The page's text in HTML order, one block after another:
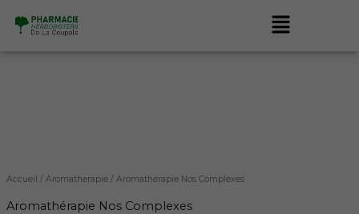
contenu
Menu
Accueil / Aromatherapie/ Aromathérapie Nos Complexes
Aromathérapie Nos Complexes